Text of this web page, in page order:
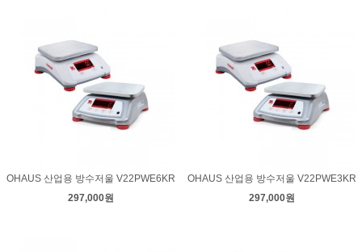
OHAUS 산업용 방수저울 V22PWE6KR
297,000원
OHAUS 산업용 방수저울 V22PWE3KR
297,000원